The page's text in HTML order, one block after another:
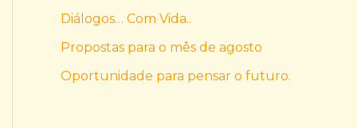
Diálogos… Com Vida..
Propostas para o mês de agosto
Oportunidade para pensar o futuro.